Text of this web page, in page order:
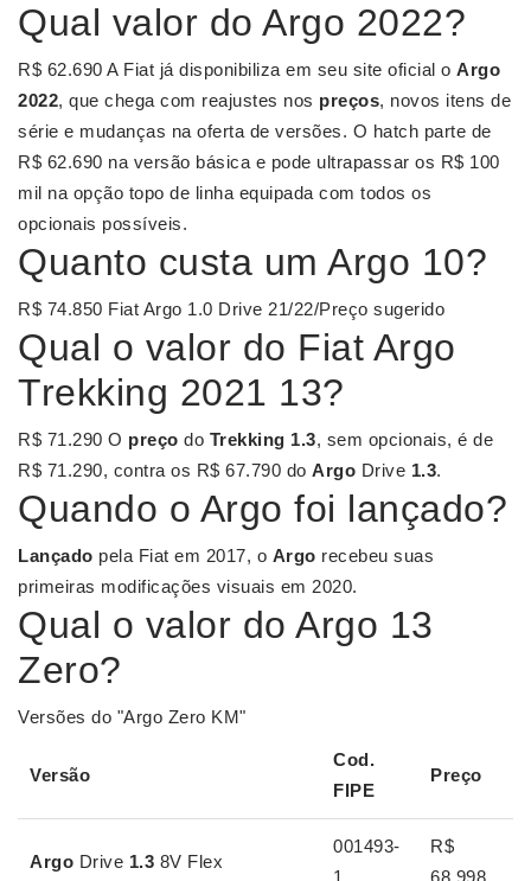
Qual valor do Argo 2022?
R$ 62.690 A Fiat já disponibiliza em seu site oficial o Argo
2022, que chega com reajustes nos preços, novos itens de
série e mudanças na oferta de versões. O hatch parte de
R$ 62.690 na versão básica e pode ultrapassar os R$ 100
mil na opção topo de linha equipada com todos os
opcionais possíveis.
Quanto custa um Argo 10?
R$ 74.850 Fiat Argo 1.0 Drive 21/22/Preço sugerido
Qual o valor do Fiat Argo
Trekking 2021 13?
R$ 71.290 O preço do Trekking 1.3, sem opcionais, é de
R$ 71.290, contra os R$ 67.790 do Argo Drive 1.3.
Quando o Argo foi lançado?
Lançado pela Fiat em 2017, o Argo recebeu suas
primeiras modificações visuais em 2020.
Qual o valor do Argo 13
Zero?
Versões do "Argo Zero KM"
Versão
Cod.
FIPE
Preço
Argo Drive 1.3 8V Flex
001493-
R$